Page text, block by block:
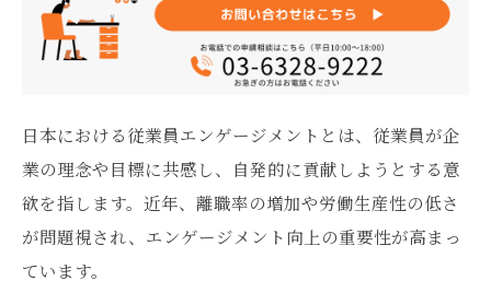
日本における従業員エンゲージメントとは、従業員が企
業の理念や目標に共感し、自発的に貢献しようとする意
欲を指します。近年、離職率の増加や労働生産性の低さ
が問題視され、エンゲージメント向上の重要性が高まっ
ています。